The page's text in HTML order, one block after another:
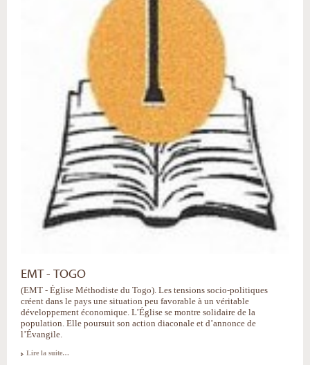
EMT - TOGO
(EMT - Église Méthodiste du Togo). Les tensions socio-politiques
créent dans le pays une situation peu favorable à un véritable
développement économique. L’Église se montre solidaire de la
population. Elle poursuit son action diaconale et d’annonce de
l’Évangile.
Lire la suite…